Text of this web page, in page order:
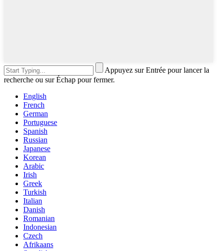
Appuyez sur Entrée pour lancer la
recherche ou sur Échap pour fermer.
English
French
German
Portuguese
Spanish
Russian
Japanese
Korean
Arabic
Irish
Greek
Turkish
Italian
Danish
Romanian
Indonesian
Czech
Afrikaans